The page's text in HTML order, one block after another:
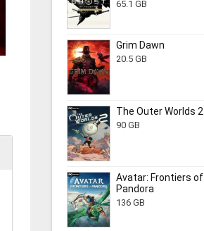
65.1 GB
Grim Dawn
20.5 GB
The Outer Worlds 2
90 GB
Avatar: Frontiers of
Pandora
136 GB